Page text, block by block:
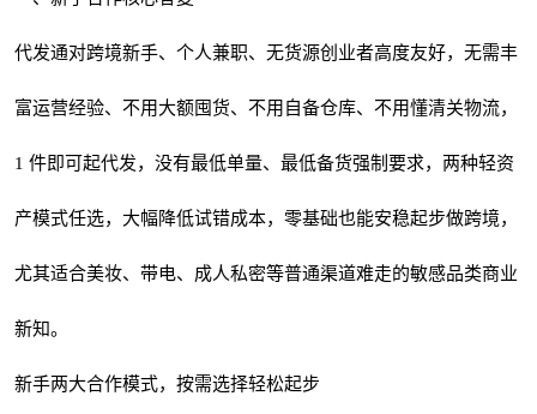
代发通对跨境新手、个人兼职、无货源创业者高度友好，无需丰
富运营经验、不用大额囤货、不用自备仓库、不用懂清关物流，
1 件即可起代发，没有最低单量、最低备货强制要求，两种轻资
产模式任选，大幅降低试错成本，零基础也能安稳起步做跨境，
尤其适合美妆、带电、成人私密等普通渠道难走的敏感品类商业
新知。
新手两大合作模式，按需选择轻松起步